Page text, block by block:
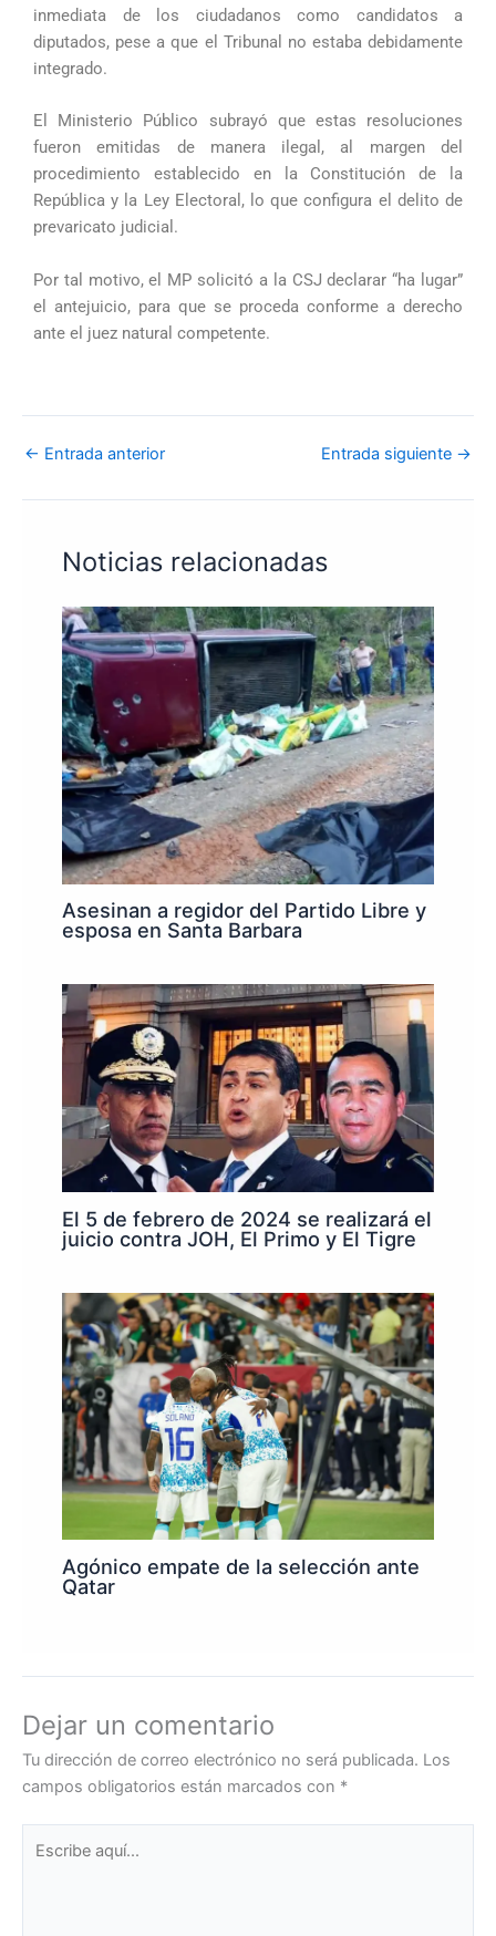
inmediata de los ciudadanos como candidatos a
diputados, pese a que el Tribunal no estaba debidamente
integrado.
El Ministerio Público subrayó que estas resoluciones
fueron emitidas de manera ilegal, al margen del
procedimiento establecido en la Constitución de la
República y la Ley Electoral, lo que configura el delito de
prevaricato judicial.
Por tal motivo, el MP solicitó a la CSJ declarar “ha lugar”
el antejuicio, para que se proceda conforme a derecho
ante el juez natural competente.
← Entrada anterior Entrada siguiente →
Noticias relacionadas
Asesinan a regidor del Partido Libre y
esposa en Santa Barbara
El 5 de febrero de 2024 se realizará el
juicio contra JOH, El Primo y El Tigre
Agónico empate de la selección ante
Qatar
Dejar un comentario
Tu dirección de correo electrónico no será publicada. Los
campos obligatorios están marcados con *
aquí...